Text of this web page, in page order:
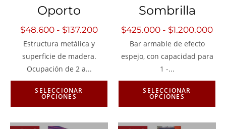
Oporto
$48.600 - $137.200
Estructura metálica y
superficie de madera.
Ocupación de 2 a...
SELECCIONAR
OPCIONES
Sombrilla
$425.000 - $1.200.000
Bar armable de efecto
espejo, con capacidad para
1 -...
SELECCIONAR
OPCIONES